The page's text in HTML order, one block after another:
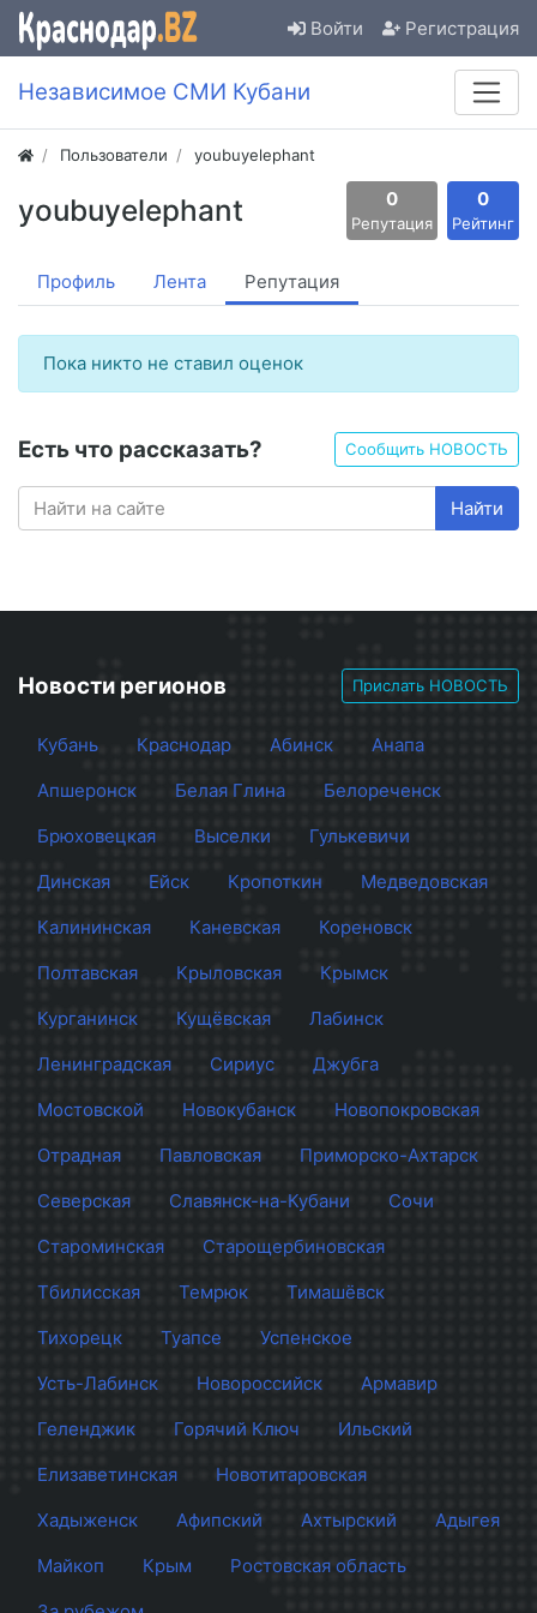
Войти Регистрация
Независимое СМИ Кубани
Пользователи youbuyelephant
youbuyelephant 0
Репутация
0
Рейтинг
Профиль Лента Репутация
Пока никто не ставил оценок
Есть что рассказать? Сообщить НОВОСТЬ
Найти
Новости регионов Прислать НОВОСТЬ
Кубань Краснодар Абинск
Анапа
Апшеронск
Белая Глина
Белореченск
Брюховецкая
Выселки
Гулькевичи
Динская
Ейск Кропоткин
Медведовская
Калининская
Каневская
Кореновск
Полтавская
Крыловская
Крымск
Курганинск
Кущёвская
Лабинск
Ленинградская
Сириус
Джубга
Мостовской
Новокубанск
Новопокровская
Отрадная
Павловская
Приморско-Ахтарск
Северская
Славянск-на-Кубани
Сочи
Староминская
Старощербиновская
Тбилисская
Темрюк
Тимашёвск
Тихорецк
Туапсе
Успенское
Усть-Лабинск
Новороссийск
Армавир
Геленджик
Горячий Ключ
Ильский
Елизаветинская
Новотитаровская
Хадыженск
Афипский Ахтырский
Адыгея
Майкоп
Крым
Ростовская область